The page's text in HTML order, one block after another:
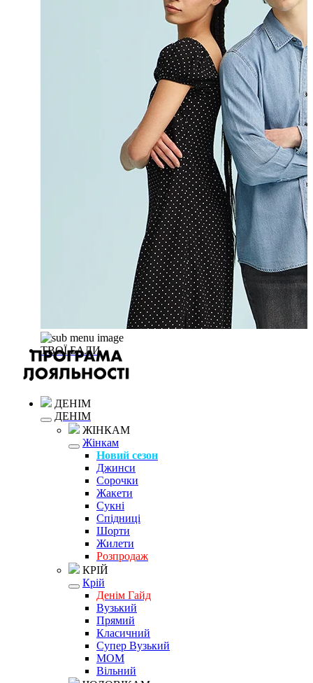
ТВОЇ БАЛИ
ДЕНІМ
ДЕНІМ
ЖІНКАМ
Жінкам
Новий сезон
Джинси
Сорочки
Жакети
Сукні
Спідниці
Шорти
Жилети
Розпродаж
КРІЙ
Крій
Денім Гайд
Вузький
Прямий
Класичний
Супер Вузький
MOM
Вільний